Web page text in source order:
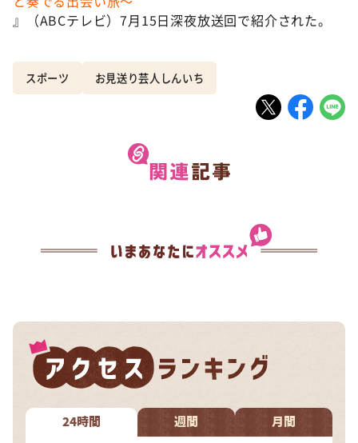
』（ABCテレビ）7月15日深夜放送回で紹介された。
スポーツ お見送り芸人しんいち
24時間 週間 月間